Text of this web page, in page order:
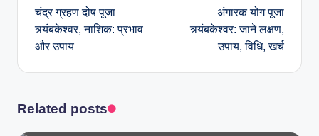
चंद्र ग्रहण दोष पूजा
त्र्यंबकेश्वर, नाशिक: प्रभाव
और उपाय
अंगारक योग पूजा
त्र्यंबकेश्वर: जाने लक्षण,
उपाय, विधि, खर्च
Related posts